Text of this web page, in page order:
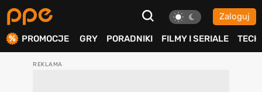
Zaloguj
PROMOCJE GRY PORADNIKI FILMY I SERIALE TECH